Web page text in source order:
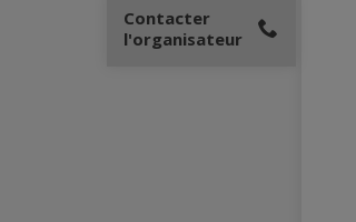
Contacter
l'organisateur